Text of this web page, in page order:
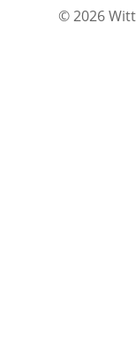
© 2026 Witt